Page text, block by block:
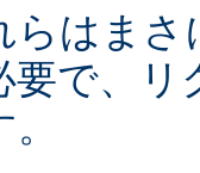
らはま
要で、